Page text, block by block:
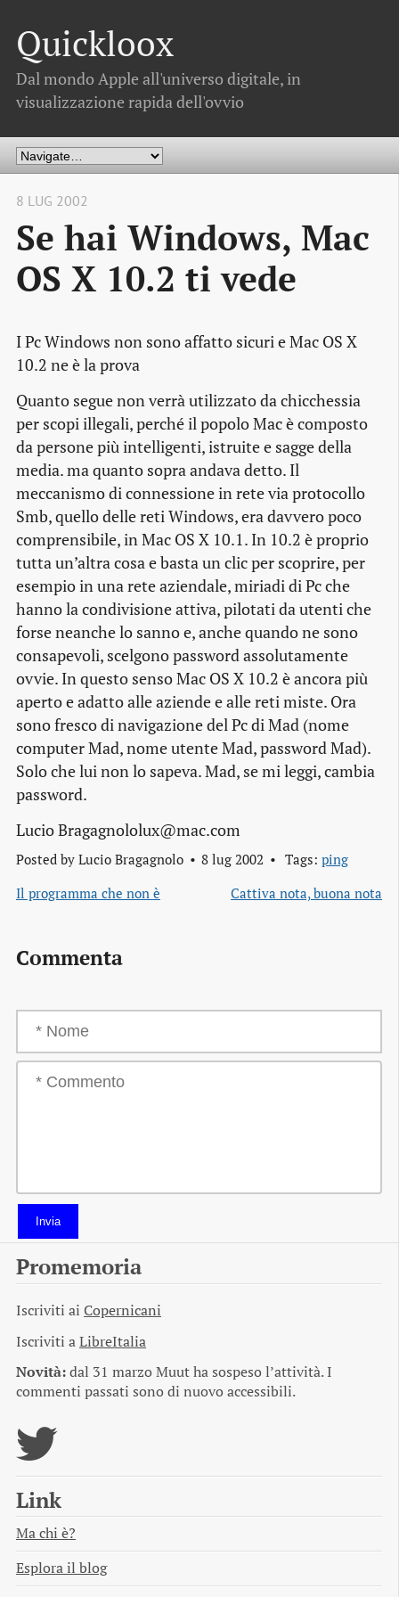
Quickloox
Dal mondo Apple all'universo digitale, in
visualizzazione rapida dell'ovvio
8 LUG 2002
Se hai Windows, Mac
OS X 10.2 ti vede
I Pc Windows non sono affatto sicuri e Mac OS X
10.2 ne è la prova
Quanto segue non verrà utilizzato da chicchessia
per scopi illegali, perché il popolo Mac è composto
da persone più intelligenti, istruite e sagge della
media. ma quanto sopra andava detto. Il
meccanismo di connessione in rete via protocollo
Smb, quello delle reti Windows, era davvero poco
comprensibile, in Mac OS X 10.1. In 10.2 è proprio
tutta un’altra cosa e basta un clic per scoprire, per
esempio in una rete aziendale, miriadi di Pc che
hanno la condivisione attiva, pilotati da utenti che
forse neanche lo sanno e, anche quando ne sono
consapevoli, scelgono password assolutamente
ovvie. In questo senso Mac OS X 10.2 è ancora più
aperto e adatto alle aziende e alle reti miste. Ora
sono fresco di navigazione del Pc di Mad (nome
computer Mad, nome utente Mad, password Mad).
Solo che lui non lo sapeva. Mad, se mi leggi, cambia
password.
Lucio Bragagnololux@mac.com
Posted by Lucio Bragagnolo 8 lug 2002 Tags: ping
Il programma che non è
Cattiva nota, buona nota
Commenta
Invia
Promemoria
Iscriviti ai Copernicani
Iscriviti aLibreItalia
Novità:dal 31 marzo Muut ha sospeso l’attività. I
commenti passati sono di nuovo accessibili.
Link
Ma chi è?
Esplora il blog